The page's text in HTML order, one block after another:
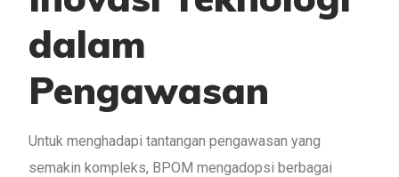
dalam
Pengawasan
Untuk menghadapi tantangan pengawasan yang
semakin kompleks, BPOM mengadopsi berbagai